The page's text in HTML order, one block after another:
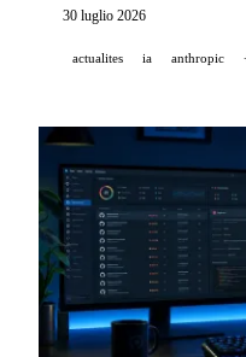
robot e OpenAI
30 luglio 2026
actualites ia anthropic